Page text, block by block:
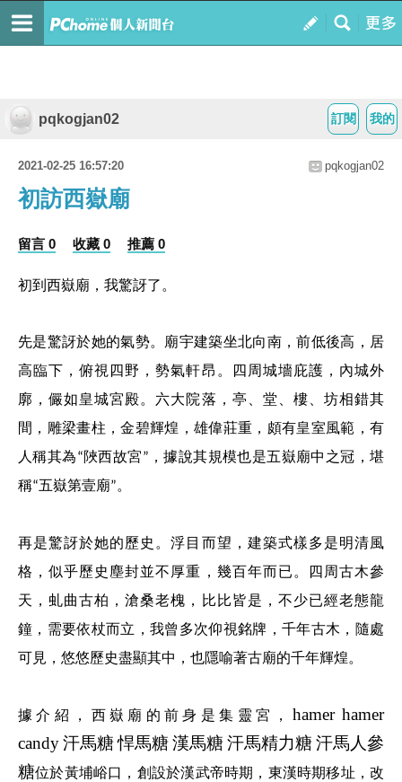
我的
訂閱
pqkogjan02
2021-02-25 16:57:20 pqkogjan02
初訪西嶽廟
留言 0 收藏 0 推薦 0
初到西嶽廟，我驚訝了。
先是驚訝於她的氣勢。廟宇建築坐北向南，前低後高，居
高臨下，俯視四野，勢氣軒昂。四周城墻庇護，內城外
廓，儼如皇城宮殿。六大院落，亭、堂、樓、坊相錯其
間，雕梁畫柱，金碧輝煌，雄偉莊重，頗有皇室風範，有
人稱其為“陜西故宮” ，據說其規模也是五嶽廟中之冠，堪
稱“五嶽第壹廟”。
再是驚訝於她的歷史。浮目而望，建築式樣多是明清風
格，似乎歷史塵封並不厚重，幾百年而已。四周古木參
天，虬曲古柏，滄桑老槐，比比皆是，不少已經老態龍
鐘，需要依杖而立，我曾多次仰視銘牌，千年古木，隨處
可見，悠悠歷史盡顯其中，也隱喻著古廟的千年輝煌。
據介紹，西嶽廟的前身是集靈宮， hamer hamer
candy汗馬糖悍馬糖漢馬糖汗馬精力糖汗馬人參
糖位於黃埔峪口，創設於漢武帝時期，東漢時期移址，改